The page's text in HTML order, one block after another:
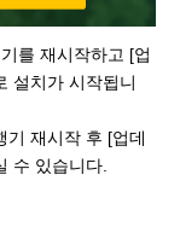
를 재시작하고 [업
설치가 시작됩니
기 재시작 후 [업데
수 있습니다.